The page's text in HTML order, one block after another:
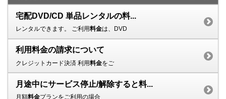
宅配DVD/CD 単品レンタルの料...
レンタルできます。 ご利用料金は、DVD
利用料金の請求について
クレジットカード決済 利用料金をご
月途中にサービス停止/解除すると料...
月額料金プランをご利用の場合